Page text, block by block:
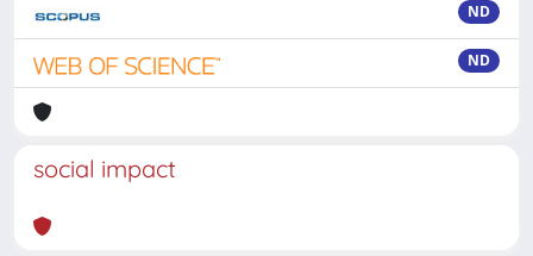
ND
ND
social impact